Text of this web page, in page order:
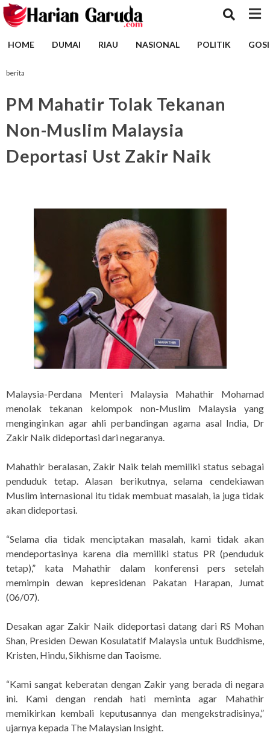
HOME DUMAI RIAU NASIONAL POLITIK
berita
PM Mahatir Tolak Tekanan
Non-Muslim Malaysia
Deportasi Ust Zakir Naik
Malaysia-Perdana Menteri Malaysia Mahathir Mohamad
menolak tekanan kelompok non-Muslim Malaysia yang
menginginkan agar ahli perbandingan agama asal India, Dr
Zakir Naik dideportasi dari negaranya.
Mahathir beralasan, Zakir Naik telah memiliki status sebagai
penduduk tetap. Alasan berikutnya, selama cendekiawan
Muslim internasional itu tidak membuat masalah, ia juga tidak
akan dideportasi.
“Selama dia tidak menciptakan masalah, kami tidak akan
mendeportasinya karena dia memiliki status PR (penduduk
tetap),” kata Mahathir dalam konferensi pers setelah
memimpin dewan kepresidenan Pakatan Harapan, Jumat
(06/07).
Desakan agar Zakir Naik dideportasi datang dari RS Mohan
Shan, Presiden Dewan Kosulatatif Malaysia untuk Buddhisme,
Kristen, Hindu, Sikhisme dan Taoisme.
“Kami sangat keberatan dengan Zakir yang berada di negara
ini. Kami dengan rendah hati meminta agar Mahathir
memikirkan kembali keputusannya dan mengekstradisinya,”
ujarnya kepada The Malaysian Insight.